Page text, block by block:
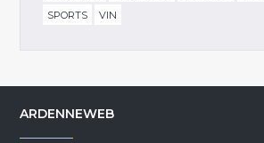
SPORTS
VIN
ARDENNEWEB